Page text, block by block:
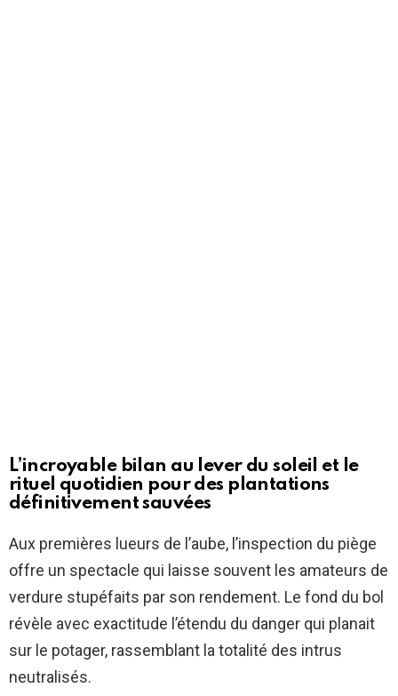
L’incroyable bilan au lever du soleil et le
rituel quotidien pour des plantations
définitivement sauvées
Aux premières lueurs de l’aube, l’inspection du piège
offre un spectacle qui laisse souvent les amateurs de
verdure stupéfaits par son rendement. Le fond du bol
révèle avec exactitude l’étendu du danger qui planait
sur le potager, rassemblant la totalité des intrus
neutralisés.